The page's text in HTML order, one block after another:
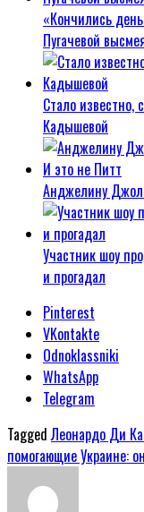
«Кончились
Пугачевой
Стало известно,
Кадышевой
Анджелину
Участник шоу
и прогадал
Pinterest
VKontakte
Odnoklassniki
WhatsApp
Telegram
TaggedЛеонардо Ди
помогающие Украине: